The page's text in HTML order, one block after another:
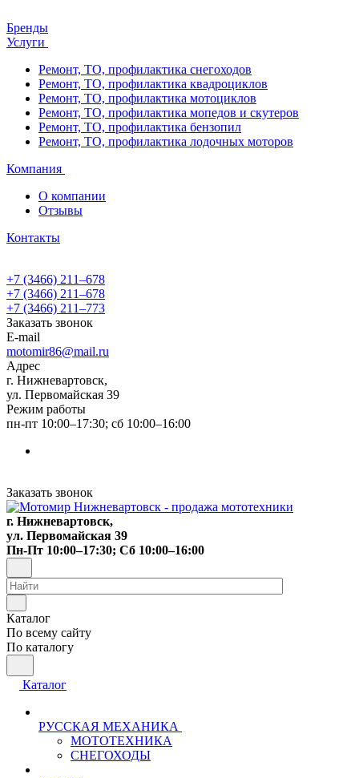
Бренды
Услуги
Ремонт, ТО, профилактика снегоходов
Ремонт, ТО, профилактика квадроциклов
Ремонт, ТО, профилактика мотоциклов
Ремонт, ТО, профилактика мопедов и скутеров
Ремонт, ТО, профилактика бензопил
Ремонт, ТО, профилактика лодочных моторов
Компания
О компании
Отзывы
Контакты
+7 (3466) 211‒678
+7 (3466) 211‒678
+7 (3466) 211‒773
Заказать звонок
E-mail
motomir86@mail.ru
Адрес
г. Нижневартовск,
ул. Первомайская 39
Режим работы
пн-пт 10:00–17:30; сб 10:00–16:00
Заказать звонок
г. Нижневартовск,
ул. Первомайская 39
Пн-Пт 10:00–17:30; Сб 10:00–16:00
Каталог
По всему сайту
По каталогу
Каталог
РУССКАЯ МЕХАНИКА
МОТОТЕХНИКА
СНЕГОХОДЫ